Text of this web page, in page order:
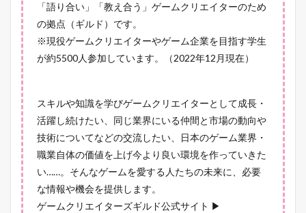
「語り合い」「教え合う」ゲームクリエイターのため
の拠点（ギルド）です。
※現役ゲームクリエイターやゲーム企業を目指す学生
が約5500人参加しています。（2022年12月現在）
スキルや知識を学びゲームクリエイターとして成長・
活躍し続けたい、同じ業界にいる仲間と市場の動向や
技術についてなどの交流したい、日本のゲーム業界・
職業自体の価値を上げ今より良い環境を作っていきた
い……。そんなゲームを愛する人たちの未来に、必要
な情報や機会を提供します。
ゲームクリエイターズギルド公式サイト ▶